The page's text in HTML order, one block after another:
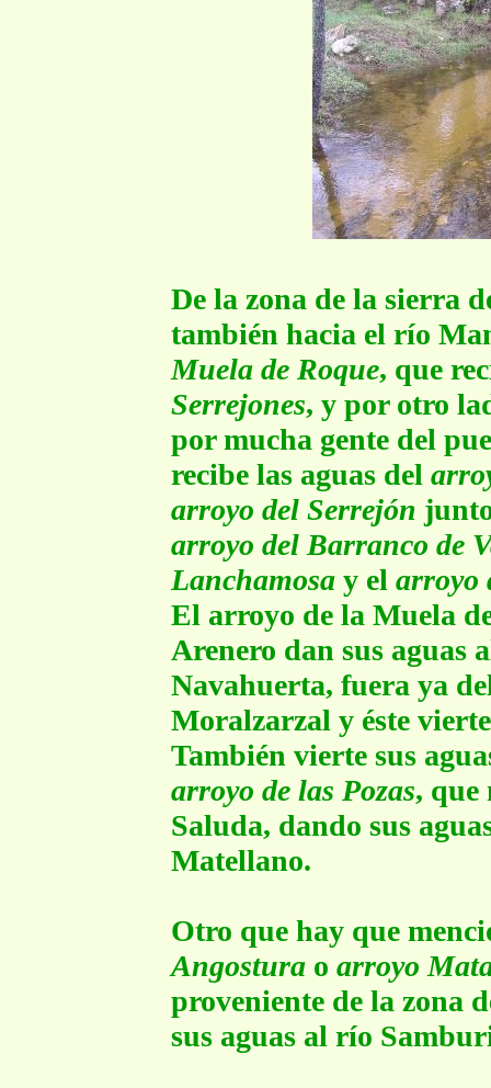
De la zona de la sierra
también hacia el río
Muela de Roque, que
Serrejones, y por otro
por mucha gente del
recibe las aguas del
arroyo del Serrejón
arroyo del Barranco de
Lanchamosa y el arroyo
El arroyo de la Muela
Arenero dan sus aguas
Navahuerta, fuera ya
Moralzarzal y éste
También vierte sus
arroyo de las Pozas, que
Saluda, dando sus
Matellano.
Otro que hay que
Angostura o arroyo
proveniente de la zona
sus aguas al río